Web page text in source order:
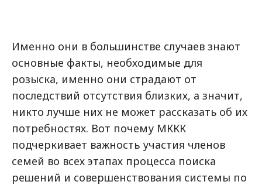
Именно они в большинстве случаев знают
основные факты, необходимые для
розыска, именно они страдают от
последствий отсутствия близких, а значит,
никто лучше них не может рассказать об их
потребностях. Вот почему МККК
подчеркивает важность участия членов
семей во всех этапах процесса поиска
решений и совершенствования системы по